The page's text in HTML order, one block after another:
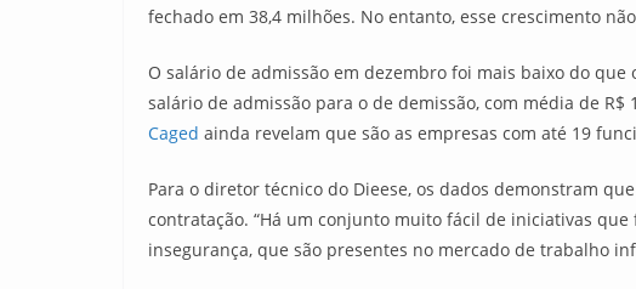
fechado em 38,4 milhões. No entanto, esse crescimento
O salário de admissão em dezembro foi mais baixo do
salário de admissão para o de demissão, com média de
Caged ainda revelam que são as empresas com até 19
Para o diretor técnico do Dieese, os dados demonstram
contratação. “Há um conjunto muito fácil de iniciativas
insegurança, que são presentes no mercado de trabalho